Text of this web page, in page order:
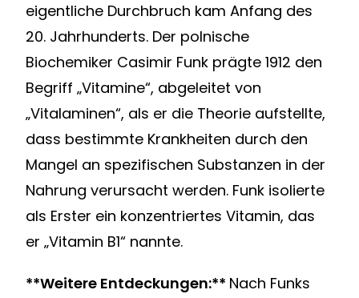
eigentliche Durchbruch kam Anfang des
20. Jahrhunderts. Der polnische
Biochemiker Casimir Funk prägte 1912 den
Begriff „Vitamine“, abgeleitet von
„Vitalaminen“, als er die Theorie aufstellte,
dass bestimmte Krankheiten durch den
Mangel an spezifischen Substanzen in der
Nahrung verursacht werden. Funk isolierte
als Erster ein konzentriertes Vitamin, das
er „Vitamin B1“ nannte.
**Weitere Entdeckungen:** Nach Funks